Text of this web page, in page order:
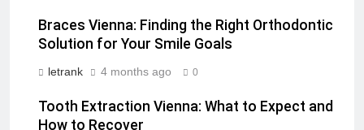
Braces Vienna: Finding the Right Orthodontic
Solution for Your Smile Goals
letrank 4 months ago 0
Tooth Extraction Vienna: What to Expect and
How to Recover